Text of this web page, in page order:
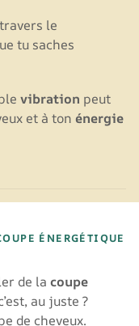
le
tu saches
vibration peut
et à ton énergie
ÉNERGÉTIQUE
de la coupe
au juste ?
de cheveux.